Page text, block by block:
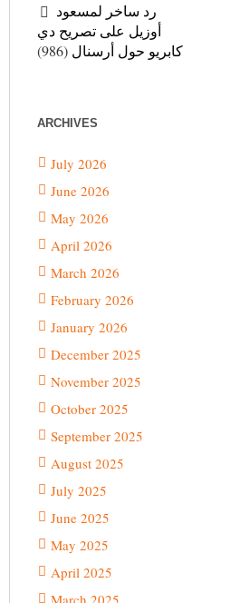
رد ساخر لمسعود
أوزيل على تصريح دي
كابريو حول أرسنال (986)
ARCHIVES
July 2026
June 2026
May 2026
April 2026
March 2026
February 2026
January 2026
December 2025
November 2025
October 2025
September 2025
August 2025
July 2025
June 2025
May 2025
April 2025
March 2025